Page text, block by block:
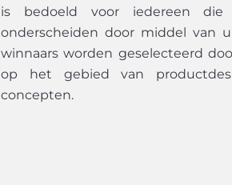
is bedoeld voor iedereen
onderscheiden door middel van
winnaars worden geselecteerd
op het gebied van
concepten.